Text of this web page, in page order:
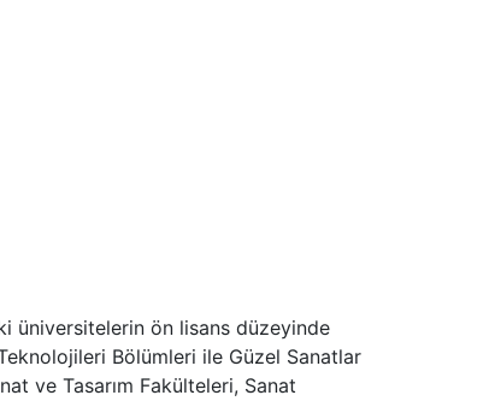
üniversitelerin ön lisans düzeyinde
Bölümleri ile Güzel Sanatlar
ve Tasarım Fakülteleri, Sanat